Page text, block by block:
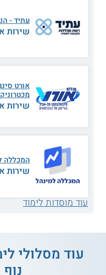
בקרים מתוכנתים
הנדסה תעשייתית
תהליך עיבוד שבבי
מערכות ממוחשבות
אלקטרוניקה
עתיד -
שירות
אורט
שירות
המכללה
שירות
עוד מוסדות לימוד
עוד מסלולי